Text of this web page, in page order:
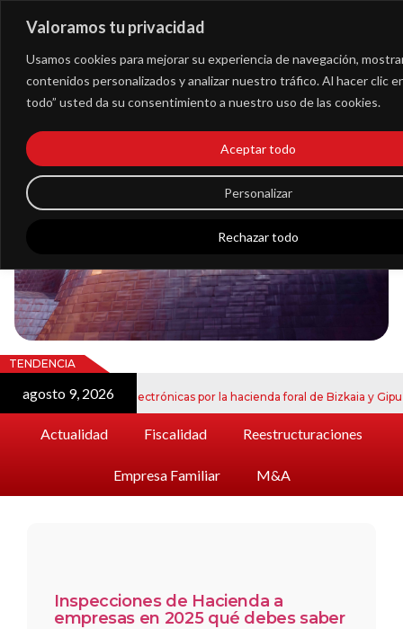
Valoramos tu privacidad
Usamos cookies para mejorar su experiencia de navegación,
contenidos personalizados y analizar nuestro tráfico. Al hacer clic
todo” usted da su consentimiento a nuestro uso de las cookies.
Personalizar
Rechazar todo
Aceptar todo
Blog
Noticias
TENDENCIA
agosto 9, 2026
de notificaciones electrónicas por la hacienda foral de Bizkaia y
Actualidad Fiscalidad Reestructuraciones
Empresa Familiar M&A
Inspecciones de Hacienda a
empresas en 2025 qué debes saber